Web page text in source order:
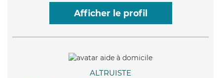
Afficher le profil
ALTRUISTE